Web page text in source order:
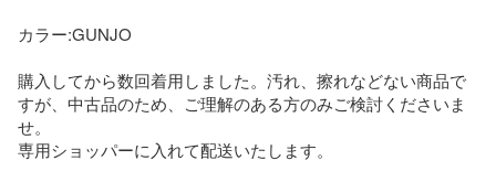
カラー:GUNJO
購入してから数回着用しました。汚れ、擦れなどない商品で
すが、中古品のため、ご理解のある方のみご検討くださいま
せ。
専用ショッパーに入れて配送いたします。